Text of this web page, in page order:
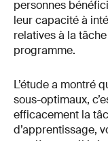
personnes
leur capacité à
relatives à la
programme.
L’étude a montré
sous-optimaux,
efficacement la
d’apprentissage,